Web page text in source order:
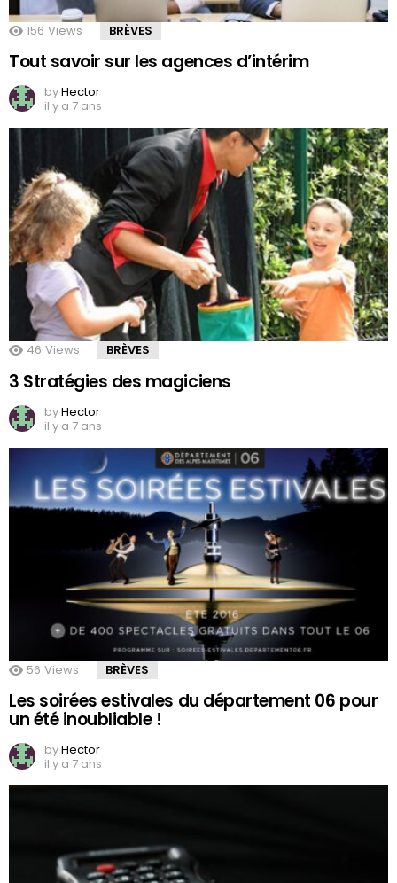
156 Views BRÈVES
Tout savoir sur les agences d’intérim
byHector
il y a 7 ans
46 Views BRÈVES
3 Stratégies des magiciens
byHector
il y a 7 ans
56 Views BRÈVES
Les soirées estivales du département 06 pour
un été inoubliable !
byHector
il y a 7 ans